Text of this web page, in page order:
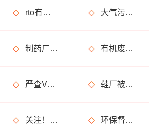
rto有机废气处理设备处理效果怎么样？ 大气污染烟气指的是什么？
制药厂废气处理不达标怎么解决，有哪些废气处理设备可以用? 有机废气是什么?处理方法有哪些?
严查VOCs环境违法行为，工业企业要注意了 鞋厂被罚20万是怎么回事?是废气处理不达标?
关注！3月1日将施行这些环保政策及行业标准，和你我生活有关！ 环保督察又要来了?这些事儿坚决不能做!